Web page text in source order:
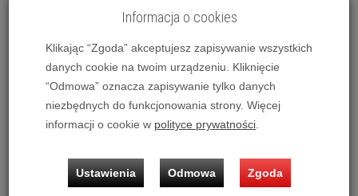
Powiadom o dostępności
Historia ceny
Ilość:
dodaj do koszyka
Informacja o cookies
Klikając “Zgoda” akceptujesz zapisywanie wszystkich
danych cookie na twoim urządzeniu. Kliknięcie
“Odmowa” oznacza zapisywanie tylko danych
niezbędnych do funkcjonowania strony. Więcej
informacji o cookie w polityce prywatności
Ustawienia Odmowa Zgoda